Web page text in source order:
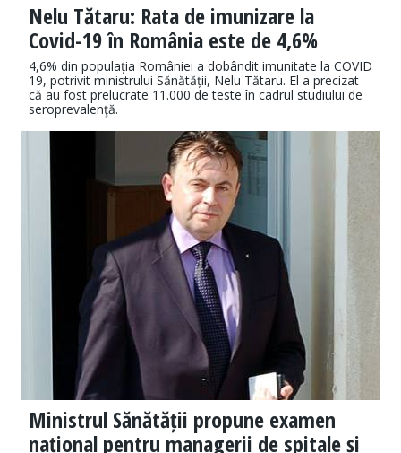
Nelu Tătaru: Rata de imunizare la
Covid-19 în România este de 4,6%
4,6% din populația României a dobândit imunitate la COVID
19, potrivit ministrului Sănătății, Nelu Tătaru. El a precizat
că au fost prelucrate 11.000 de teste în cadrul studiului de
seroprevalenţă.
Ministrul Sănătății propune examen
național pentru managerii de spitale și